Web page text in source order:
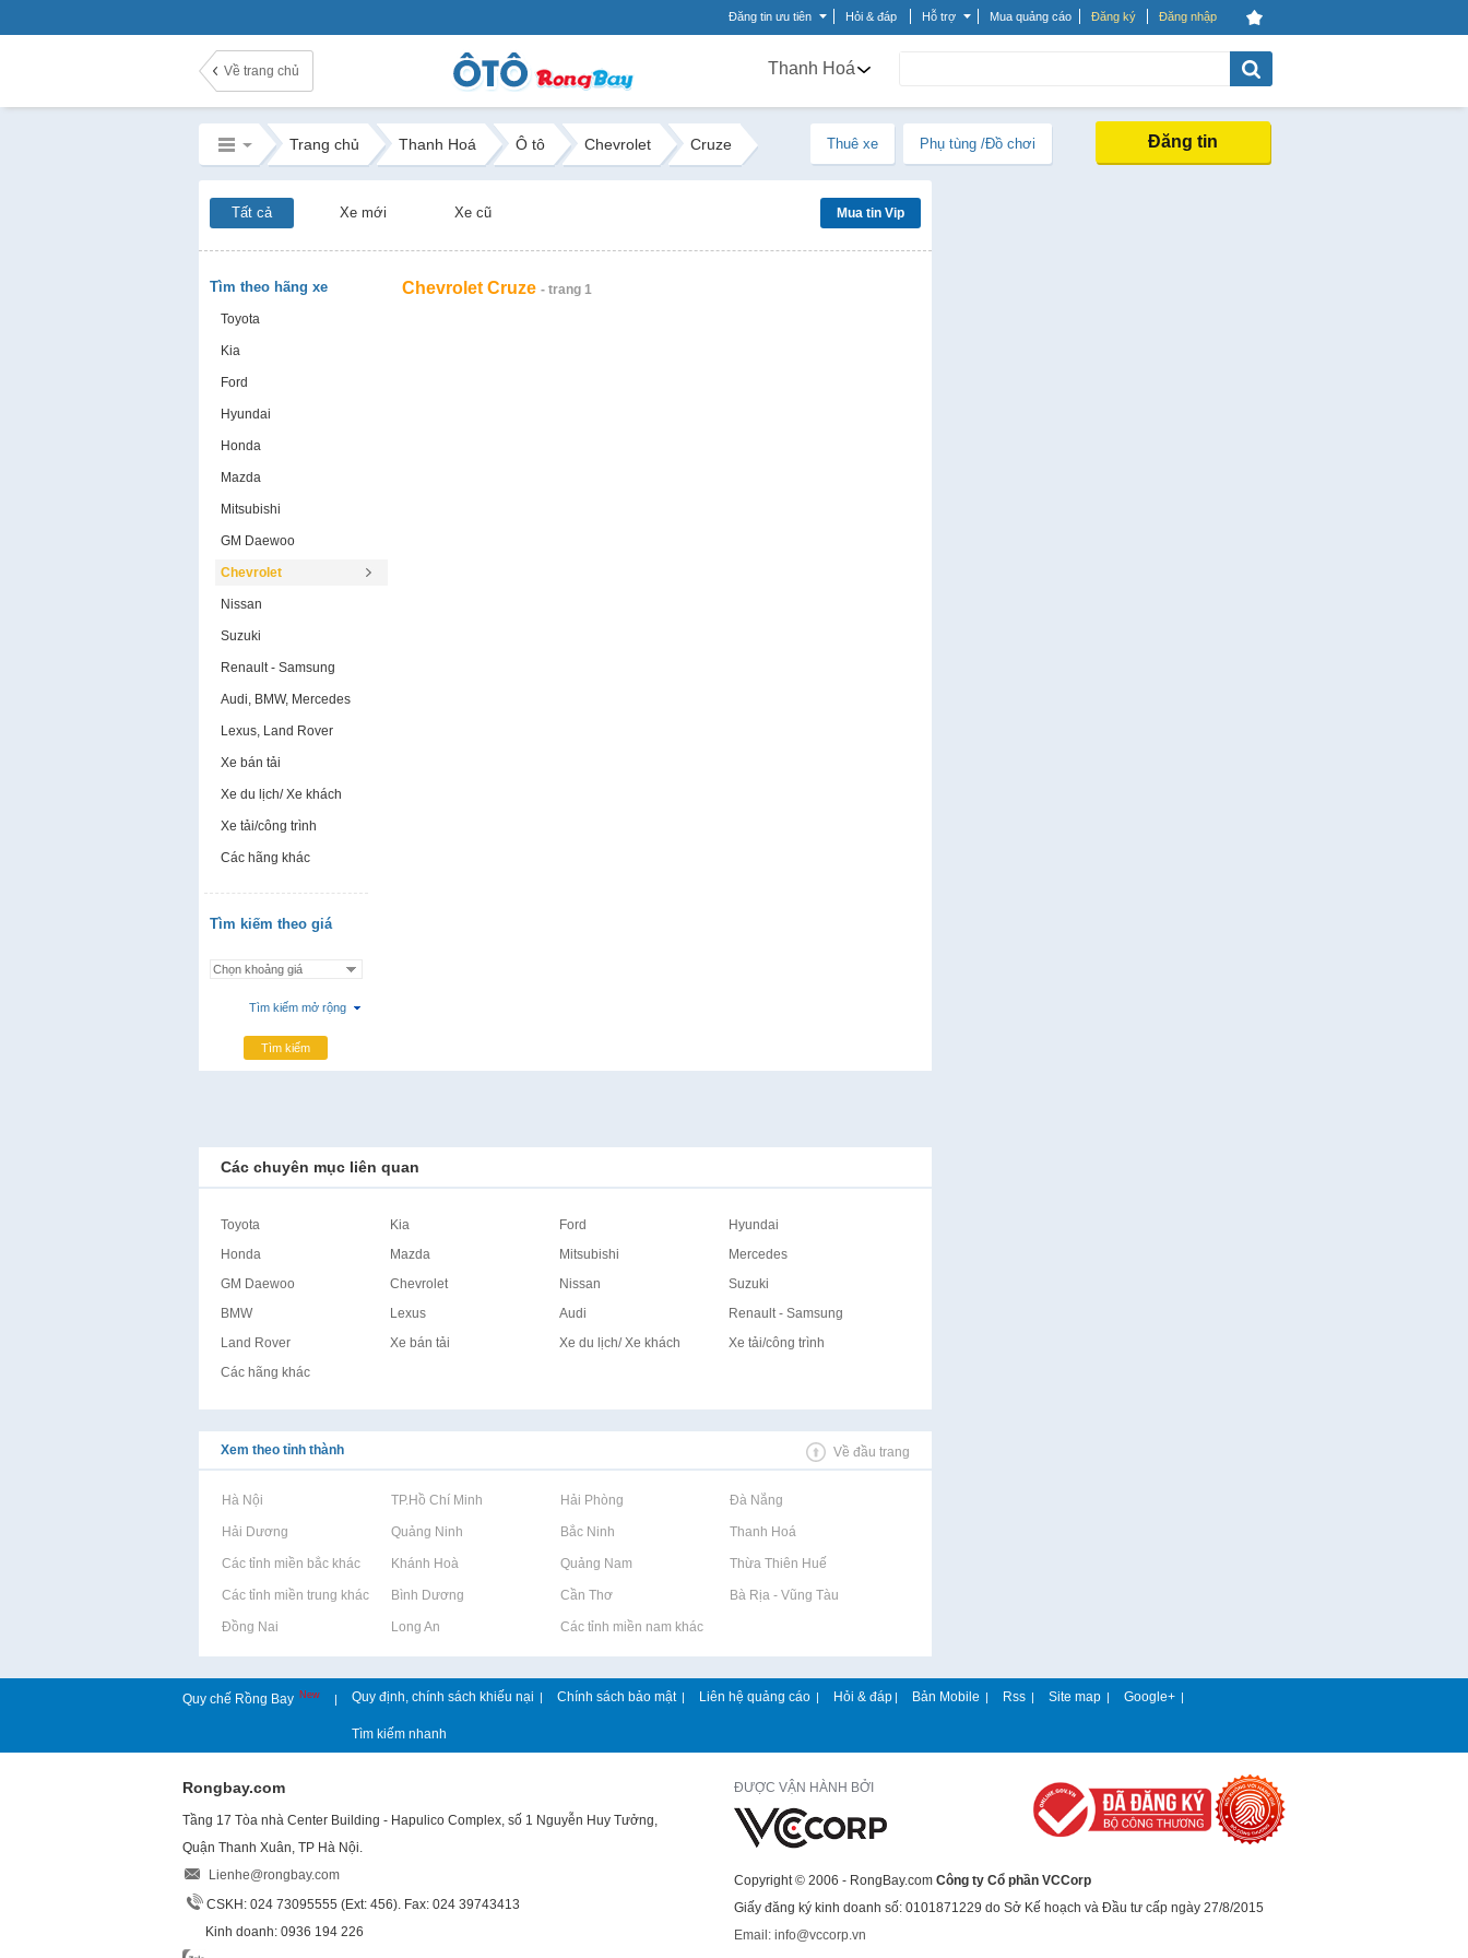
Đăng tin ưu tiên Hỏi & đáp Hỗ trợ Mua quảng cáo Đăng ký Đăng nhập
Về trang chủ Thanh Hoá
Trang chủ Thanh Hoá Ô tô Chevrolet Cruze Thuê xe Phụ tùng /Đồ chơi Đăng tin
Tất cả Xe mới Xe cũ Mua tin Vip
Tìm theo hãng xe
Toyota
Kia
Ford
Hyundai
Honda
Mazda
Mitsubishi
GM Daewoo
Chevrolet
Nissan
Suzuki
Renault - Samsung
Audi, BMW, Mercedes
Lexus, Land Rover
Xe bán tải
Xe du lịch/ Xe khách
Xe tải/công trình
Các hãng khác
Tìm kiếm theo giá
Tìm kiếm mở rộng
Tìm kiếm
Chevrolet Cruze - trang 1
Các chuyên mục liên quan
Toyota Kia Ford
Hyundai
Honda
Mazda Mitsubishi
Mercedes
GM Daewoo
Chevrolet Nissan
Suzuki
BMW
Lexus Audi
Renault - Samsung
Land Rover
Xe bán tải Xe du lịch/ Xe khách
Xe tải/công trình
Các hãng khác
Xem theo tỉnh thành Về đầu trang
Rao vặt tại Hà Nội Rao vặt tại TP.Hồ Chí Minh Rao vặt tại Hải Phòng Rao vặt tại Đà Nẵng
Rao vặt tại Hải Dương Rao vặt tại Quảng Ninh Rao vặt tại Bắc Ninh Rao vặt tại Thanh Hoá
Rao vặt tại Các tỉnh miền bắc khácRao vặt tại Khánh Hoà Rao vặt tại Quảng Nam Rao vặt tại Thừa Thiên Huế
Rao vặt tại Các tỉnh miền trung khácRao vặt tại Bình Dương Rao vặt tại Cần Thơ Rao vặt tại Bà Rịa - Vũng Tàu
Rao vặt tại Đồng Nai Rao vặt tại Long An Rao vặt tại Các tỉnh miền nam khác
Quy chế Rồng Bay New | Quy định, chính sách khiếu nại | Chính sách bảo mật | Liên hệ quảng cáo | Hỏi & đáp | Bản Mobile | Rss | Site map | Google+ |
Tìm kiếm nhanh
Rongbay.com
Tầng 17 Tòa nhà Center Building - Hapulico Complex, số 1 Nguyễn Huy Tưởng,
Quận Thanh Xuân, TP Hà Nội.
Lienhe@rongbay.com
CSKH: 024 73095555 (Ext: 456). Fax: 024 39743413
Kinh doanh: 0936 194 226
ĐƯỢC VẬN HÀNH BỞI
Copyright © 2006 - RongBay.com Công ty Cổ phần VCCorp
Giấy đăng ký kinh doanh số: 0101871229 do Sở Kế hoạch và Đầu tư cấp ngày 27/8/2015
Email: info@vccorp.vn